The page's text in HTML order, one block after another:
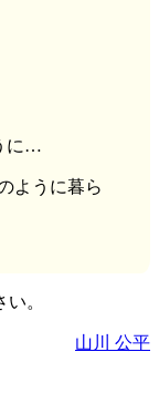
に…
ように暮ら
。
山川 公平